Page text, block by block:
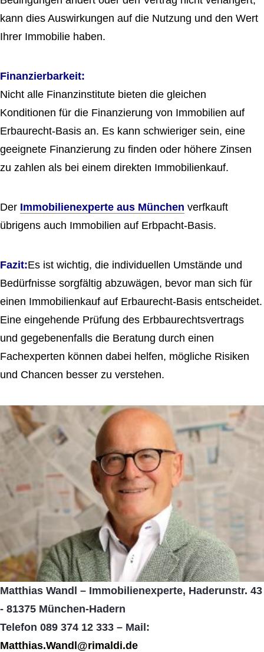
kann dies Auswirkungen auf die Nutzung und den Wert
Ihrer Immobilie haben.
Finanzierbarkeit:
Nicht alle Finanzinstitute bieten die gleichen
Konditionen für die Finanzierung von Immobilien auf
Erbaurecht-Basis an. Es kann schwieriger sein, eine
geeignete Finanzierung zu finden oder höhere Zinsen
zu zahlen als bei einem direkten Immobilienkauf.
Der Immobilienexperte aus München verfkauft
übrigens auch Immobilien auf Erbpacht-Basis.
Fazit:Es ist wichtig, die individuellen Umstände und
Bedürfnisse sorgfältig abzuwägen, bevor man sich für
einen Immobilienkauf auf Erbaurecht-Basis entscheidet.
Eine eingehende Prüfung des Erbbaurechtsvertrags
und gegebenenfalls die Beratung durch einen
Fachexperten können dabei helfen, mögliche Risiken
und Chancen besser zu verstehen.
Matthias Wandl – Immobilienexperte, Haderunstr. 43
- 81375 München-Hadern
Telefon 089 374 12 333 – Mail:
Matthias.Wandl@rimaldi.de